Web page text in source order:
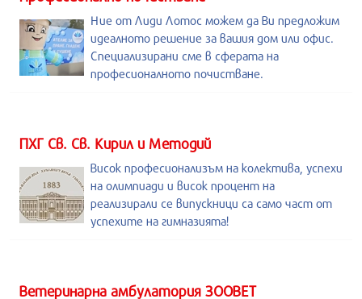
Ние от Лиди Лотос можем да Ви предложим
идеалното решение за вашия дом или офис.
Специализирани сме в сферата на
професионалното почистване.
ПХГ Св. Св. Кирил и Методий
Висок професионализъм на колектива, успехи
на олимпиади и висок процент на
реализирали се випускници са само част от
успехите на гимназията!
Ветеринарна амбулатория ЗООВЕТ